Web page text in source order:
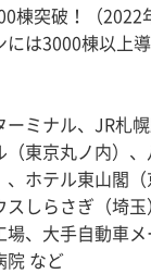
棟突破！（2022
は3000棟以上導
ミナル、JR札
東京丸ノ内）
ホテル東山閣
スしらさぎ（埼
、大手自動車
院 など